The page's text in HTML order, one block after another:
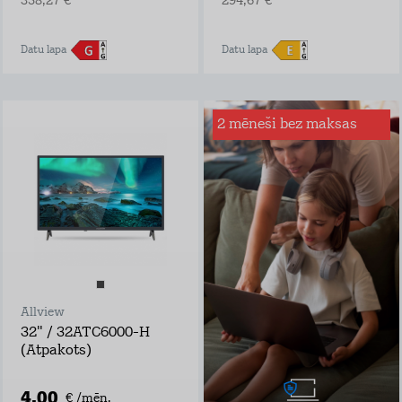
Datu lapa Datu lapa
Allview
32" / 32ATC6000-H
(Atpakots)
4,00 € /mēn.
2 mēneši bez maksas
Interneta drošība
mājai
Sērfo internetā droši
– mēs būsim tava
digitālā glābšanas
veste!
Ar Interneta Drošību
būsi pasargāts no:
inficētām vietnēm
viltus veikaliem,
bankām un
personām, kuras
vēlas iegūt tavus
bankas datus
programmām, kas
mēģina iekļaut